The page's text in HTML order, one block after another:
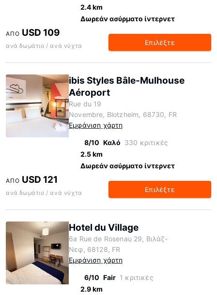
2.4 km
Δωρεάν ασύρματο ίντερνετ
ΑΠΌ USD 109
ανά δωμάτιο / ανά νύχτα Επιλέξτε
ibis Styles Bâle-Mulhouse
Aéroport
Rue du 19
Novembre, Blotzheim, 68730, FR
Εμφάνιση χάρτη
8/10 Καλό 330 κριτικές
2.5 km
Δωρεάν ασύρματο ίντερνετ
ΑΠΌ USD 121
ανά δωμάτιο / ανά νύχτα Επιλέξτε
Hotel du Village
6a Rue de Rosenau 29, Βιλάζ-
Νεφ, 68128, FR
Εμφάνιση χάρτη
6/10 Fair 1 κριτικές
2.9 km